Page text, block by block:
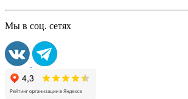
Мы в соц. сетях